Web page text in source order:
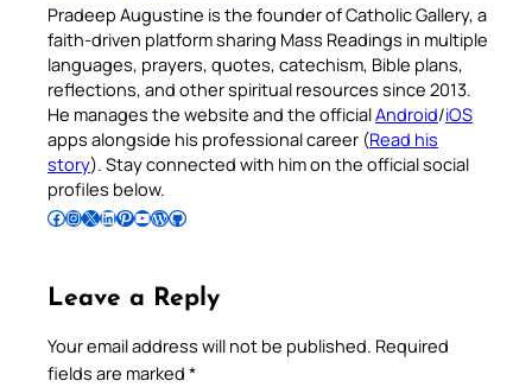
Pradeep Augustine is the founder of Catholic Gallery, a
faith-driven platform sharing Mass Readings in multiple
languages, prayers, quotes, catechism, Bible plans,
reflections, and other spiritual resources since 2013.
He manages the website and the officialAndroid/iOS
apps alongside his professional career (Read his
story). Stay connected with him on the official social
profiles below.
Follow Pradeep on Facebook Follow Pradeep on InstagramFollow Pradeep on X Follow Pradeep on LinkedIn Follow Pradeep on Pinterest Subscribe to Pradeep’s Youtube Channel Follow Pradeep on WordPress Follow Pradeep on GitHub
Leave a Reply
Your email address will not be published. Required
fields are marked *